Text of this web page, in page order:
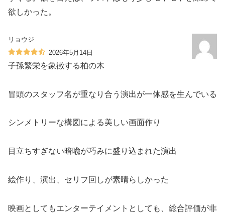
欲しかった。
リョウジ
2026年5月14日
子孫繁栄を象徴する柏の木
冒頭のスタッフ名が重なり合う演出が一体感を生んでいる
シンメトリーな構図による美しい画面作り
目立ちすぎない暗喩が巧みに盛り込まれた演出
絵作り、演出、セリフ回しが素晴らしかった
映画としてもエンターテイメントとしても、総合評価が非